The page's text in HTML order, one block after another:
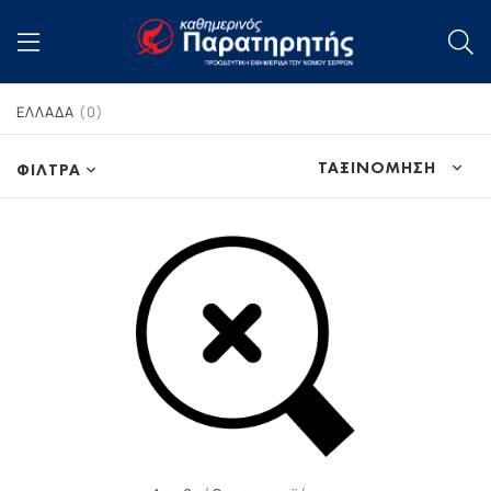
ΕΛΛΑΔΑ (0)
ΦΙΛΤΡΑ ΤΑΞΙΝΟΜΗΣΗ